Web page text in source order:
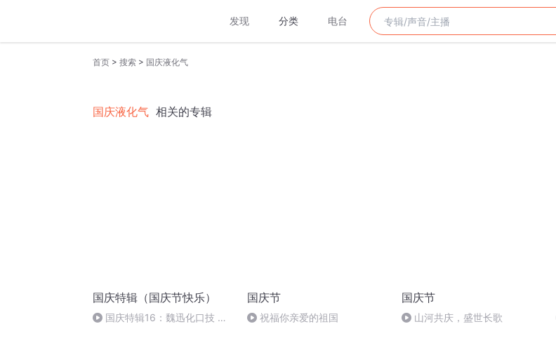
发现 分类 电台
首页 > 搜索 > 国庆液化气
国庆液化气 相关的专辑
国庆特辑（国庆节快乐）
国庆特辑16：魏迅化口技 二
国庆节
祝福你亲爱的祖国
国庆节
山河共庆，盛世长歌